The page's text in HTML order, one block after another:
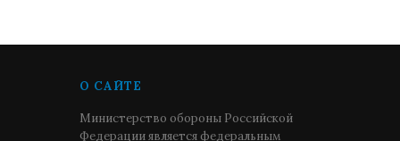
О САЙТЕ
Министерство обороны Российской
Федерации является федеральным